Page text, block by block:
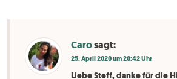
Carosagt:
25. April 2020 um 20:42 Uhr
Liebe Steff, danke für die